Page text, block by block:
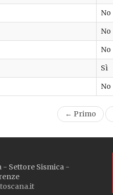
No
No
No
Sì
No
← Primo
- Settore Sismica -